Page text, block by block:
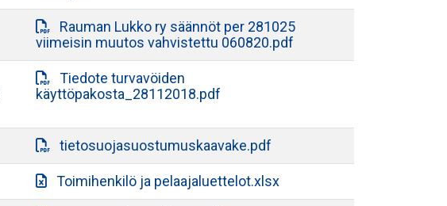
Rauman Lukko ry säännöt per 281025
viimeisin muutos vahvistettu 060820.pdf
Tiedote turvavöiden
käyttöpakosta_28112018.pdf
tietosuojasuostumuskaavake.pdf
Toimihenkilö ja pelaajaluettelot.xlsx